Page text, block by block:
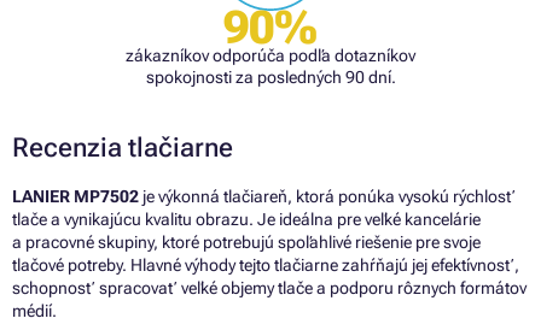
90%
zákazníkov odporúča podľa dotazníkov
spokojnosti za posledných 90 dní.
Recenzia tlačiarne
LANIER MP7502 je výkonná tlačiareň, ktorá ponúka vysokú rýchlosť
tlače a vynikajúcu kvalitu obrazu. Je ideálna pre veľké kancelárie
a pracovné skupiny, ktoré potrebujú spoľahlivé riešenie pre svoje
tlačové potreby. Hlavné výhody tejto tlačiarne zahŕňajú jej efektívnosť,
schopnosť spracovať veľké objemy tlače a podporu rôznych formátov
médií.